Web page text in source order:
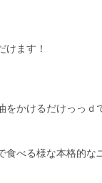
けます！
かけるだけっっｄ
べる様な本格的な